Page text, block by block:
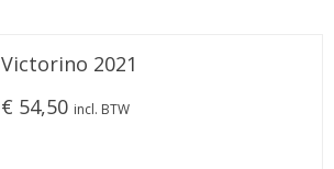
Victorino 2021
€ 54,50 incl. BTW